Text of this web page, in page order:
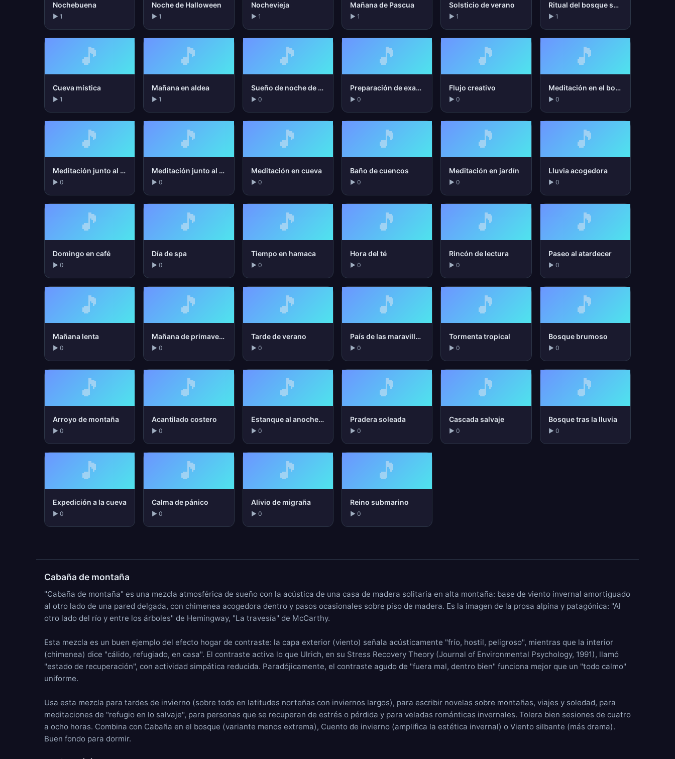
Nochebuena
▶ 1
Noche de Halloween
▶ 1
Nochevieja
▶ 1
Mañana de Pascua
▶ 1
Solsticio de verano
▶ 1
Ritual del bosque sagrado
▶ 1
🎵
Cueva mística
▶ 1
🎵
Mañana en aldea
▶ 1
🎵
Sueño de noche de verano
▶ 0
🎵
Preparación de examen
▶ 0
🎵
Flujo creativo
▶ 0
🎵
Meditación en el bosque
▶ 0
🎵
Meditación junto al mar
▶ 0
🎵
Meditación junto al río
▶ 0
🎵
Meditación en cueva
▶ 0
🎵
Baño de cuencos
▶ 0
🎵
Meditación en jardín
▶ 0
🎵
Lluvia acogedora
▶ 0
🎵
Domingo en café
▶ 0
🎵
Día de spa
▶ 0
🎵
Tiempo en hamaca
▶ 0
🎵
Hora del té
▶ 0
🎵
Rincón de lectura
▶ 0
🎵
Paseo al atardecer
▶ 0
🎵
Mañana lenta
▶ 0
🎵
Mañana de primavera
▶ 0
🎵
Tarde de verano
▶ 0
🎵
País de las maravillas invernal
▶ 0
🎵
Tormenta tropical
▶ 0
🎵
Bosque brumoso
▶ 0
🎵
Arroyo de montaña
▶ 0
🎵
Acantilado costero
▶ 0
🎵
Estanque al anochecer
▶ 0
🎵
Pradera soleada
▶ 0
🎵
Cascada salvaje
▶ 0
🎵
Bosque tras la lluvia
▶ 0
🎵
Expedición a la cueva
▶ 0
🎵
Calma de pánico
▶ 0
🎵
Alivio de migraña
▶ 0
🎵
Reino submarino
▶ 0
Cabaña de montaña
"Cabaña de montaña" es una mezcla atmosférica de sueño con la acústica de una casa de madera solitaria en alta montaña: base de viento invernal amortiguado
al otro lado de una pared delgada, con chimenea acogedora dentro y pasos ocasionales sobre piso de madera. Es la imagen de la prosa alpina y patagónica: "Al
otro lado del río y entre los árboles" de Hemingway, "La travesía" de McCarthy.
Esta mezcla es un buen ejemplo del efecto hogar de contraste: la capa exterior (viento) señala acústicamente "frío, hostil, peligroso", mientras que la interior
(chimenea) dice "cálido, refugiado, en casa". El contraste activa lo que Ulrich, en su Stress Recovery Theory (Journal of Environmental Psychology, 1991), llamó
"estado de recuperación", con actividad simpática reducida. Paradójicamente, el contraste agudo de "fuera mal, dentro bien" funciona mejor que un "todo calmo"
uniforme.
Usa esta mezcla para tardes de invierno (sobre todo en latitudes norteñas con inviernos largos), para escribir novelas sobre montañas, viajes y soledad, para
meditaciones de "refugio en lo salvaje", para personas que se recuperan de estrés o pérdida y para veladas románticas invernales. Tolera bien sesiones de cuatro
a ocho horas. Combina con Cabaña en el bosque (variante menos extrema), Cuento de invierno (amplifica la estética invernal) o Viento silbante (más drama).
Buen fondo para dormir.